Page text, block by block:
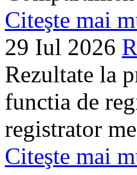
Citeşte mai
29 Iul 2026
Rezultate la
functia de
registrator
Citeşte mai